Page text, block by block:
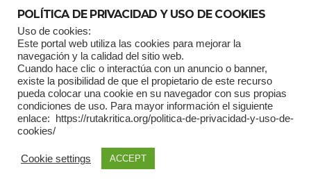
Navegación
de
entradas
El Ecuador
en tiempos
de la
inseguridad
El gobierno
“democrático” de Noboa
pretende restringir los
derechos establecidos en
de Rafael Correa y abrir
POLÍTICA DE PRIVACIDAD Y USO DE COOKIES
Uso de cookies:
Este portal web utiliza las cookies para mejorar la
navegación y la calidad del sitio web.
Cuando hace clic o interactúa con un anuncio o banner,
existe la posibilidad de que el propietario de este recurso
pueda colocar una cookie en su navegador con sus propias
condiciones de uso. Para mayor información el siguiente
enlace: https://rutakritica.org/politica-de-privacidad-y-uso-de-
cookies/
Cookie settings ACCEPT